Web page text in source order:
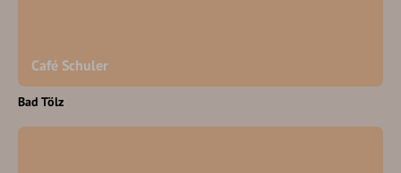
Café Schuler
Bad Tölz